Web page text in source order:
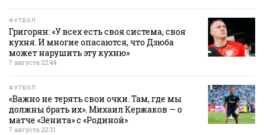
ФУТБОЛ
Григорян: «У всех есть своя система, своя
кухня. И многие опасаются, что Дзюба
может нарушить эту кухню»
7 августа 22:44
ФУТБОЛ
«Важно не терять свои очки. Там, где мы
должны брать их». Михаил Кержаков — о
матче «Зенита» с «Родиной»
7 августа 22:31